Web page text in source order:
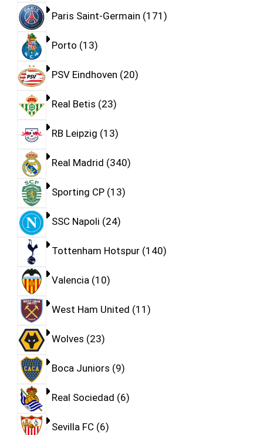
Paris Saint-Germain 171
Porto 13
PSV Eindhoven 20
Real Betis 23
RB Leipzig 13
Real Madrid 340
Sporting CP 13
SSC Napoli 24
Tottenham Hotspur 140
Valencia 10
West Ham United 11
Wolves 23
Boca Juniors 9
Real Sociedad 6
Sevilla FC 6